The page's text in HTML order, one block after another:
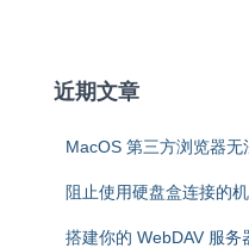
近期文章
MacOS 第三方浏览器无
阻止使用硬盘盒连接的
搭建你的 WebDAV 服务